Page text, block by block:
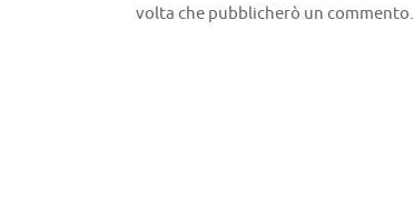
volta che pubblicherò un commento.